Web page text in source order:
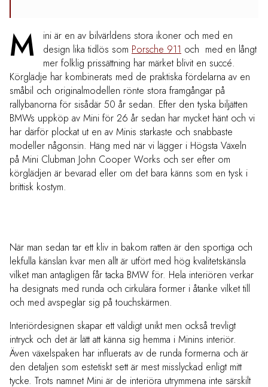
M
ini är en av bilvärldens stora ikoner och med en
design lika tidlös som Porsche 911 och med en långt
mer folklig prissättning har märket blivit en succé.
Körglädje har kombinerats med de praktiska fördelarna av en
småbil och originalmodellen rönte stora framgångar på
rallybanorna för sisådär 50 år sedan. Efter den tyska biljätten
BMWs uppköp av Mini för 26 år sedan har mycket hänt och vi
har därför plockat ut en av Minis starkaste och snabbaste
modeller någonsin. Häng med när vi lägger i Högsta Växeln
på Mini Clubman John Cooper Works och ser efter om
körglädjen är bevarad eller om det bara känns som en tysk i
brittisk kostym.
När man sedan tar ett kliv in bakom ratten är den sportiga och
lekfulla känslan kvar men allt är utfört med hög kvalitetskänsla
vilket man antagligen får tacka BMW för. Hela interiören verkar
ha designats med runda och cirkulära former i åtanke vilket till
och med avspeglar sig på touchskärmen.
Interiördesignen skapar ett väldigt unikt men också trevligt
intryck och det är lätt att känna sig hemma i Minins interiör.
Även växelspaken har influerats av de runda formerna och är
den detaljen som estetiskt sett är mest misslyckad enligt mitt
tycke. Trots namnet Mini är de interiöra utrymmena inte särskilt